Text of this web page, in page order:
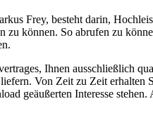
Frey, besteht darin,
zu können. So abrufen zu
Ihnen ausschließlich
Von Zeit zu Zeit
geäußerten Interesse